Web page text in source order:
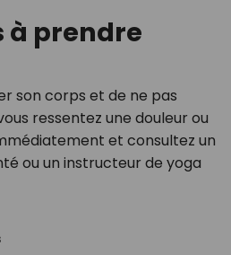
à prendre
son corps et de ne pas
ressentez une douleur ou
et consultez un
ou un instructeur de yoga